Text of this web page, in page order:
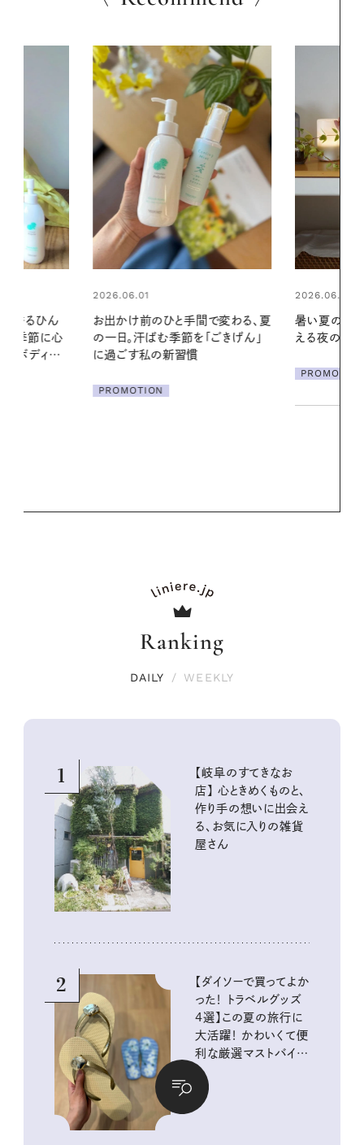
変わる、夏
ごきげん」
2026.06.01
暑い夏のナイトルーティン。私を整
える夜の爽やかご褒美ケア
2026.07.24
夏の髪と心
る【大人気の
Ranking
DAILY / WEEKLY
1
【岐阜のすてきなお
店】 心ときめくものと、
作り手の想いに出会え
る、お気に入りの雑貨
屋さん
2
【ダイソーで買ってよか
った！ トラベルグッズ
4選】この夏の旅行に
大活躍！ かわいくて便
利な厳選マストバイア
イテム